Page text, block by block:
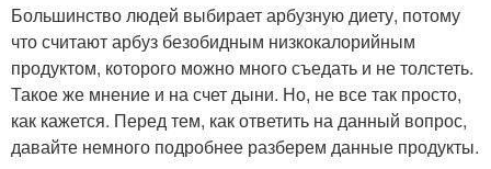
Большинство людей выбирает арбузную диету, потому
что считают арбуз безобидным низкокалорийным
продуктом, которого можно много съедать и не толстеть.
Такое же мнение и на счет дыни. Но, не все так просто,
как кажется. Перед тем, как ответить на данный вопрос,
давайте немного подробнее разберем данные продукты.